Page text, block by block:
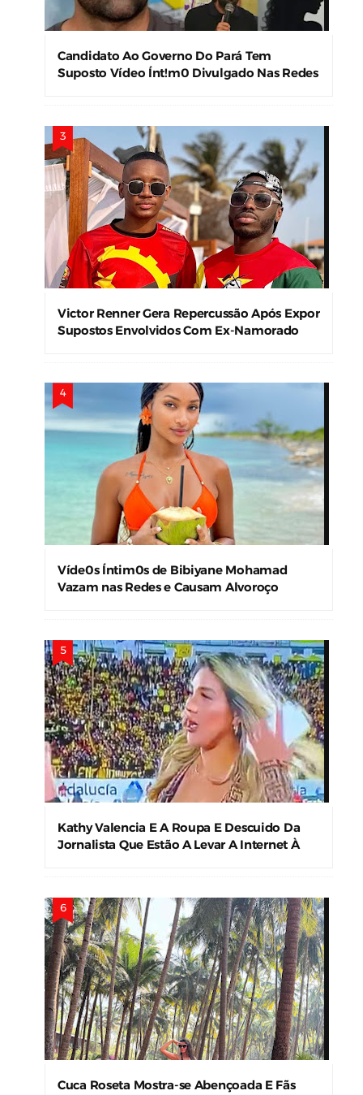
Candidato Ao Governo Do Pará Tem
Suposto Vídeo Ínt!m0 Divulgado Nas Redes
Victor Renner Gera Repercussão Após Expor
Supostos Envolvidos Com Ex-Namorado
Víde0s Íntim0s de Bibiyane Mohamad
Vazam nas Redes e Causam Alvoroço
Kathy Valencia E A Roupa E Descuido Da
Jornalista Que Estão A Levar A Internet À
Cuca Roseta Mostra-se Abençoada E Fãs